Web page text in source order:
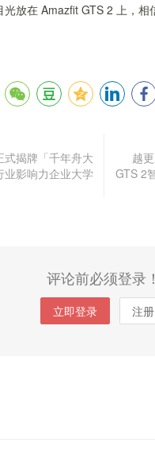
光放在 Amazfit GTS 2 上，相
式揭牌「千年舟大
业影响力企业大学
越
GTS 2
评论前必须登录！
立即登录 注册